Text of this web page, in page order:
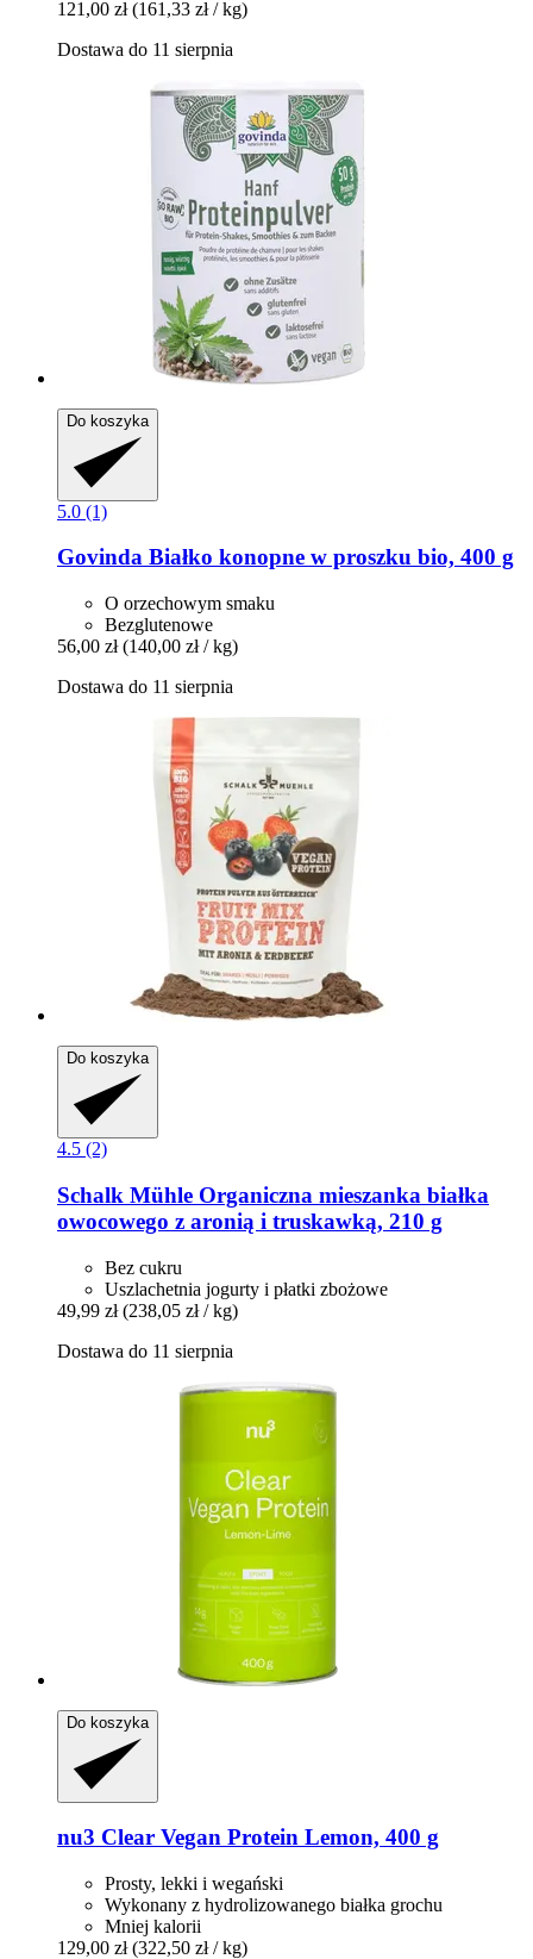
121,00 zł (161,33 zł / kg)
Dostawa do 11 sierpnia
Do koszyka
5.0 (1)
Govinda Białko konopne w proszku bio, 400 g
O orzechowym smaku
Bezglutenowe
56,00 zł (140,00 zł / kg)
Dostawa do 11 sierpnia
Do koszyka
4.5 (2)
Schalk Mühle Organiczna mieszanka białka
owocowego z aronią i truskawką, 210 g
Bez cukru
Uszlachetnia jogurty i płatki zbożowe
49,99 zł (238,05 zł / kg)
Dostawa do 11 sierpnia
Do koszyka
nu3 Clear Vegan Protein Lemon, 400 g
Prosty, lekki i wegański
Wykonany z hydrolizowanego białka grochu
Mniej kalorii
129,00 zł (322,50 zł / kg)